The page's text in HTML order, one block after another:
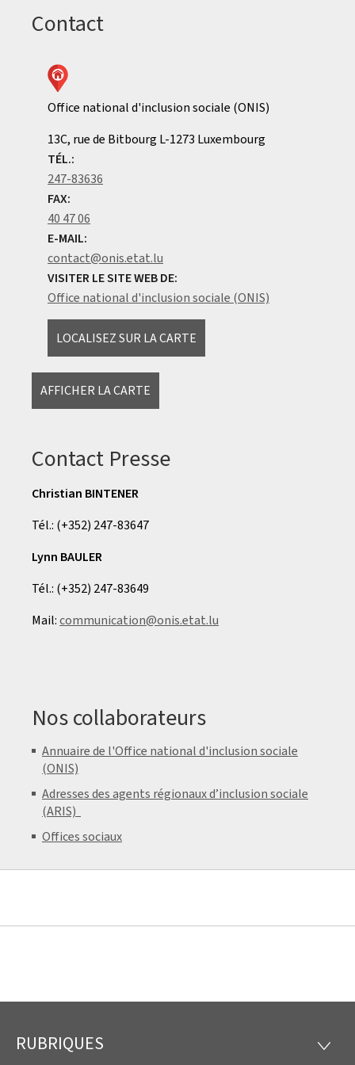
Contact
Office national d'inclusion sociale (ONIS)
ADRESSE
:
13C, rue de Bitbourg L-1273 Luxembourg
TÉL.:
247-83636
FAX:
40 47 06
E-MAIL:
contact@onis.etat.lu
VISITER LE SITE WEB DE:
Office national d'inclusion sociale (ONIS)
LOCALISEZ SUR LA CARTE
AFFICHER LA CARTE
Contact Presse
Christian BINTENER
Tél.: (+352) 247-83647
Lynn BAULER
Tél.: (+352) 247-83649
Mail:communication@onis.etat.lu
Nos collaborateurs
Annuaire de l'Office national d'inclusion sociale
(ONIS)
Adresses des agents régionaux d’inclusion sociale
(ARIS)
Offices sociaux
Pied
RUBRIQUES